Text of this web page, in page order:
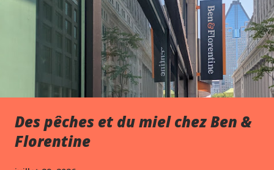
Des pêches et du miel chez Ben &
Florentine